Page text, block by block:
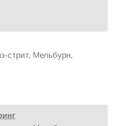
стрит, Мельбурн,